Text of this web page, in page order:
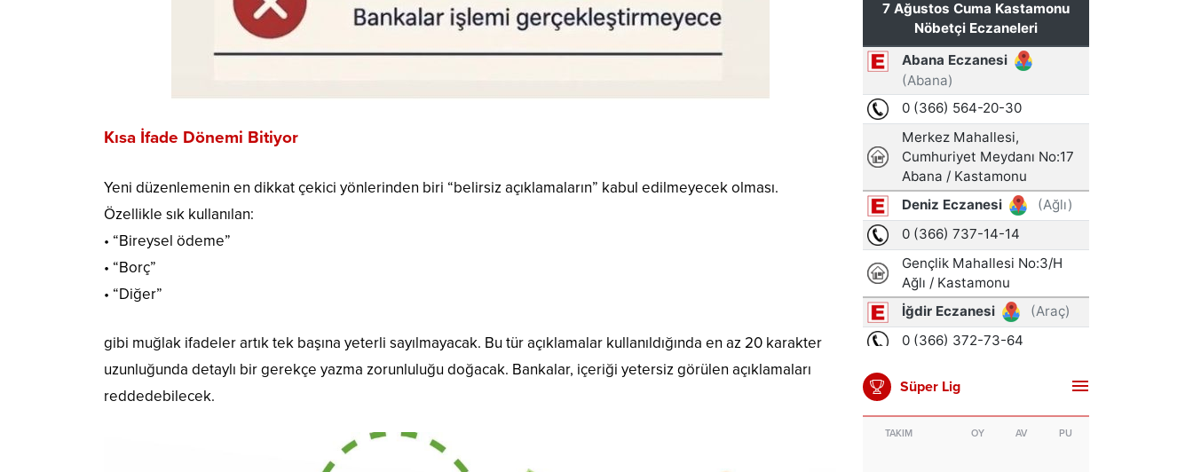
Kısa İfade Dönemi Bitiyor
Yeni düzenlemenin en dikkat çekici yönlerinden biri “belirsiz açıklamaların” kabul edilmeyecek olması.
Özellikle sık kullanılan:
• “Bireysel ödeme”
• “Borç”
• “Diğer”
gibi muğlak ifadeler artık tek başına yeterli sayılmayacak. Bu tür açıklamalar kullanıldığında en az 20 karakter
uzunluğunda detaylı bir gerekçe yazma zorunluluğu doğacak. Bankalar, içeriği yetersiz görülen açıklamaları
reddedebilecek.
Süper Lig
TAKIM OY AV PU